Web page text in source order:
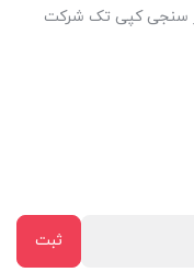
سنجی کپی تک شرکت